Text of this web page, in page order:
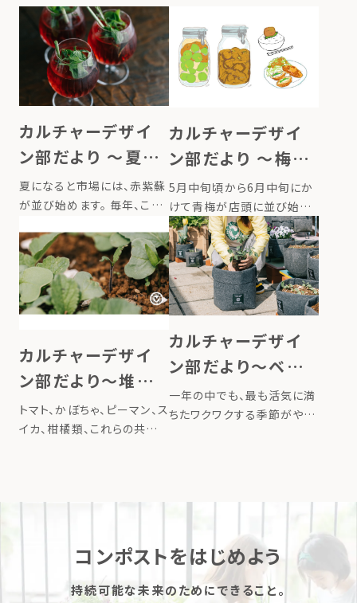
カルチャーデザイ
ン部だより 〜夏の
定番赤紫蘇ジュー
ス〜
夏になると市場には、赤紫蘇
が並び始めます。 毎年、この
しみにされている方も多いの
ではないでしょうか。カルチャ
ーデザイン部でも毎年、赤紫
蘇でジュースを作って楽しん
でいます。 赤紫蘇と砂糖、お
カルチャーデザイ
ン部だより 〜梅み
そのススメ〜
5月中旬頃から6月中旬にか
けて青梅が店頭に並び始め、
爽やかな香りが初夏の訪れ
を感じさせてくれます。 梅干
し、梅シロップ、梅酒、梅味噌
など、梅にはさまざまな楽し
み方があり、「梅仕事」という
言葉があるほど、この季節な
らではの […]
カルチャーデザイ
ン部だより〜堆肥
からの贈りもの
トマト、かぼちゃ、ピーマン、ス
イカ、柑橘類、これらの共通
ポストの堆肥で育てたガーデ
カルチャーデザイ
ン部だより〜ベラ
ンダでできる はじ
めての苗づくり
一年の中でも、最も活気に満
ちたワクワクする季節がやっ
ガーデニングのベストシーズ
ン。 […]
コンポストをはじめよう
持続可能な未来のためにできること。